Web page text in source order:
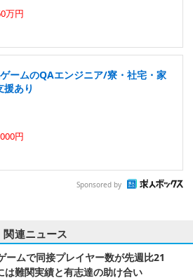
万円
ームのQAエンジニア/寮・社宅・家
あり
円
Sponsored by
関連ニュース
ームで同接プレイヤー数が先週比21
は難関実績と有志達の助け合い